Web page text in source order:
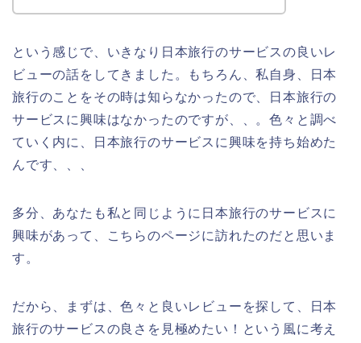
という感じで、いきなり日本旅行のサービスの良いレ
ビューの話をしてきました。もちろん、私自身、日本
旅行のことをその時は知らなかったので、日本旅行の
サービスに興味はなかったのですが、、。色々と調べ
ていく内に、日本旅行のサービスに興味を持ち始めた
んです、、、
多分、あなたも私と同じように日本旅行のサービスに
興味があって、こちらのページに訪れたのだと思いま
す。
だから、まずは、色々と良いレビューを探して、日本
旅行のサービスの良さを見極めたい！という風に考え